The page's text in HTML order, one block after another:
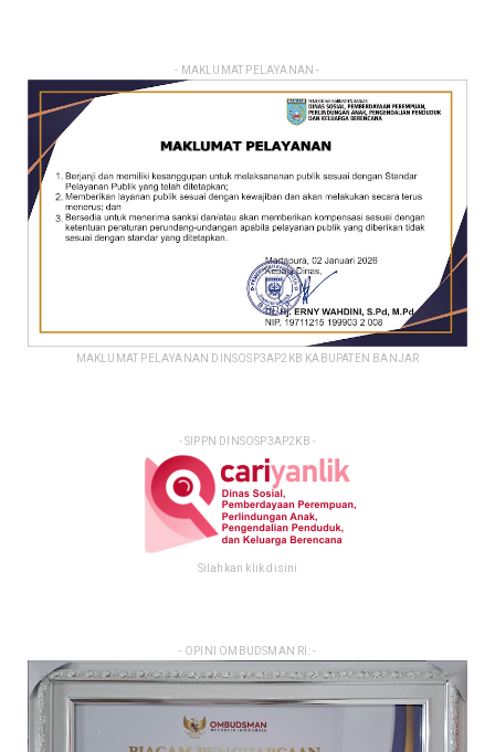
- MAKLUMAT PELAYANAN -
MAKLUMAT PELAYANAN DINSOSP3AP2KB KABUPATEN BANJAR
- SIPPN DINSOSP3AP2KB -
Silahkan klik disini
- OPINI OMBUDSMAN RI: -